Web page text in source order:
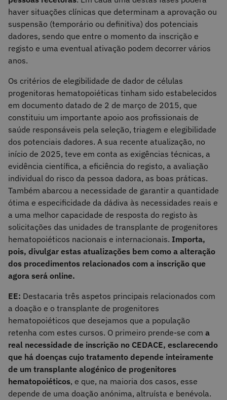
haver situações clínicas que determinam a aprovação ou
suspensão (temporário ou definitiva) dos potenciais
dadores, sendo que entre o momento da inscrição e
registo e uma eventual ativação podem decorrer vários
anos.
Os critérios de elegibilidade de dador de células
progenitoras hematopoiéticas tinham sido estabelecidos
em documento datado de 2 de março de 2015, que
constituiu um importante apoio aos profissionais de
saúde responsáveis pela seleção, triagem e elegibilidade
dos potenciais dadores. A sua recente atualização, no
início de 2025, teve em conta as exigências técnicas, a
evidência científica, a eficiência do registo, a avaliação
individual do risco da pessoa dadora, as boas práticas.
Também abarcou a necessidade de garantir a quantidade
ótima e especificidade da dádiva às necessidades reais e
a uma melhor capacidade de resposta do registo às
solicitações das unidades de transplante de progenitores
hematopoiéticos nacionais e internacionais. Importa,
pois, divulgar estas atualizações bem como a alteração
dos procedimentos relacionados com a inscrição que
agora será online.
EE: Destacaria três aspetos principais relacionados com
a doação e o transplante de progenitores
hematopoiéticos que desejamos que a população
retenha com estes cursos. O primeiro prende-se com a
real necessidade de inscrição no CEDACE, esclarecendo
que há doenças cujo tratamento depende inteiramente
de um transplante alogénico de progenitores
hematopoiéticos, e que, na maioria dos casos, esse
depende de uma doação anónima, altruísta e benévola.